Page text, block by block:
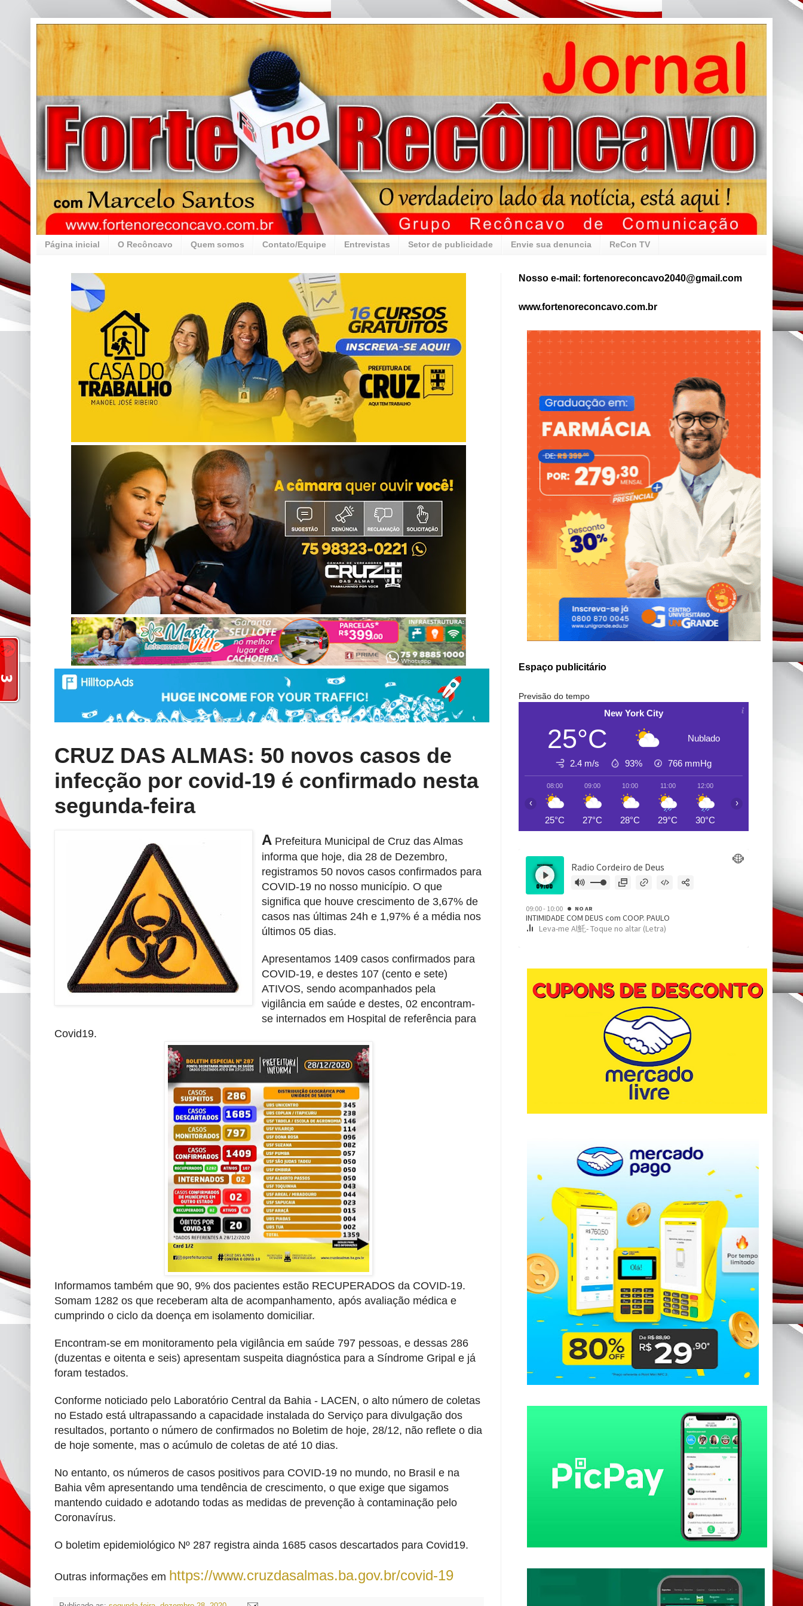
Página inicial O Recôncavo Quem somos Contato/Equipe Entrevistas Setor de publicidade Envie sua denuncia ReCon TV
CRUZ DAS ALMAS: 50 novos casos de
infecção por covid-19 é confirmado nesta
segunda-feira
A Prefeitura Municipal de Cruz das Almas
informa que hoje, dia 28 de Dezembro,
registramos 50 novos casos confirmados para
COVID-19 no nosso município. O que
significa que houve crescimento de 3,67% de
casos nas últimas 24h e 1,97% é a média nos
últimos 05 dias.
Apresentamos 1409 casos confirmados para
COVID-19, e destes 107 (cento e sete)
ATIVOS, sendo acompanhados pela
vigilância em saúde e destes, 02 encontram-
se internados em Hospital de referência para
Covid19.
Informamos também que 90, 9% dos pacientes estão RECUPERADOS da COVID-19.
Somam 1282 os que receberam alta de acompanhamento, após avaliação médica e
cumprindo o ciclo da doença em isolamento domiciliar.
Encontram-se em monitoramento pela vigilância em saúde 797 pessoas, e dessas 286
(duzentas e oitenta e seis) apresentam suspeita diagnóstica para a Síndrome Gripal e já
foram testados.
Conforme noticiado pelo Laboratório Central da Bahia - LACEN, o alto número de coletas
no Estado está ultrapassando a capacidade instalada do Serviço para divulgação dos
resultados, portanto o número de confirmados no Boletim de hoje, 28/12, não reflete o dia
de hoje somente, mas o acúmulo de coletas de até 10 dias.
No entanto, os números de casos positivos para COVID-19 no mundo, no Brasil e na
Bahia vêm apresentando uma tendência de crescimento, o que exige que sigamos
mantendo cuidado e adotando todas as medidas de prevenção à contaminação pelo
Coronavírus.
O boletim epidemiológico Nº 287 registra ainda 1685 casos descartados para Covid19.
Outras informações em https://www.cruzdasalmas.ba.gov.br/covid-19
Nosso e-mail: fortenoreconcavo2040@gmail.com
www.fortenoreconcavo.com.br
Espaço publicitário
Previsão do tempo
New York City
25°C Nublado
2.4 m/s 93% 766 mmHg
08:00
25°C
09:00
27°C
10:00
28°C
11:00
29°C
12:00
30°C
‹ ›